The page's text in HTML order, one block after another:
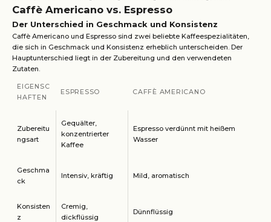
Caffè Americano vs. Espresso
Der Unterschied in Geschmack und Konsistenz
Caffè Americano und Espresso sind zwei beliebte Kaffeespezialitäten,
die sich in Geschmack und Konsistenz erheblich unterscheiden. Der
Hauptunterschied liegt in der Zubereitung und den verwendeten
Zutaten.
EIGENSC
HAFTEN
ESPRESSO CAFFÈ AMERICANO
Zubereitu
ngsart
Gequälter,
konzentrierter
Kaffee
Espresso verdünnt mit heißem
Wasser
Geschma
ck
Intensiv, kräftig Mild, aromatisch
Konsisten
z
Cremig,
dickflüssig
Dünnflüssig